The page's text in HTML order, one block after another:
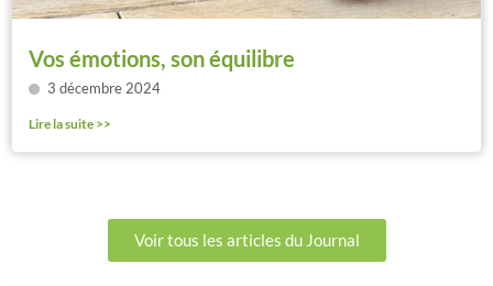
Vos émotions, son équilibre
3 décembre 2024
Lire la suite >>
Voir tous les articles du Journal